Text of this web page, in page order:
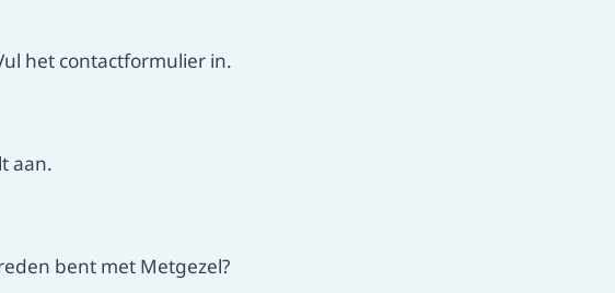
het contactformulier in.
aan.
bent met Metgezel?